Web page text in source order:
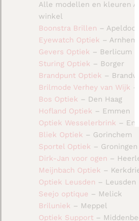
Alle modellen en kleuren
winkel
Boonstra Brillen – Apeldoorn
Eyewatch Optiek – Arnhem
Gevers Optiek – Berlicum
Sturing Optiek – Borger
Brandpunt Optiek –
Brilmode Verhey van Wijk –
Bos Optiek – Den Haag
Hofland Optiek – Emmen
Optiek Wesselerbrink –
Bliek Optiek – Gorinchem
Sportel Optiek – Groningen
Dirk-Jan voor ogen –
Meijnbach Optiek –
Optiek Leusden – Leusden
Seejo optique – Melick
Briluniek – Meppel
Optiek Support –